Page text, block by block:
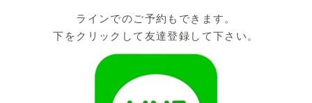
ラインでのご予約もできます。
下をクリックして友達登録して下さい。